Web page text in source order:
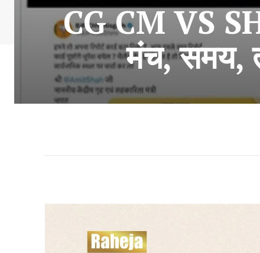
CG CM VS
मंच, समय,